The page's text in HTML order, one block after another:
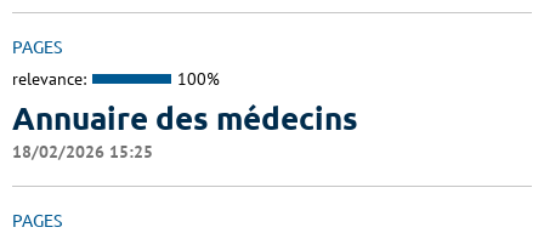
PAGES
relevance: 100%
Annuaire des médecins
18/02/2026 15:25
PAGES